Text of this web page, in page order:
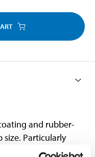
and rubber-
Particularly
it leaves a